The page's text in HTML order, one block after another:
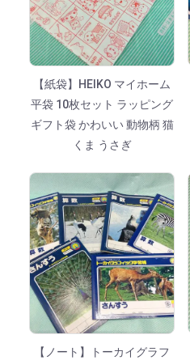
【紙袋】HEIKO マイホーム
平袋 10枚セット ラッピング
ギフト袋 かわいい 動物柄 猫
くま うさぎ
【ノート】トーカイグラフ